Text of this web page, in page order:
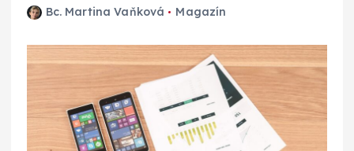
Bc. Martina Vaňková Magazín